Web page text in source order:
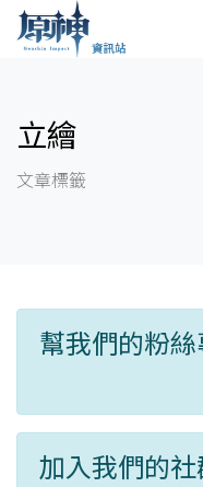
立繪
文章標籤
幫我們的粉絲
加入我們的社